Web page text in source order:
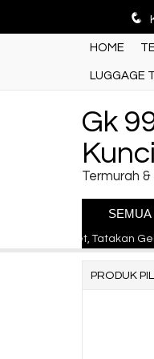
q
HOME
LUGGAGE
Gk
Termurah
Karet, Tatakan Gelas
PRODUK